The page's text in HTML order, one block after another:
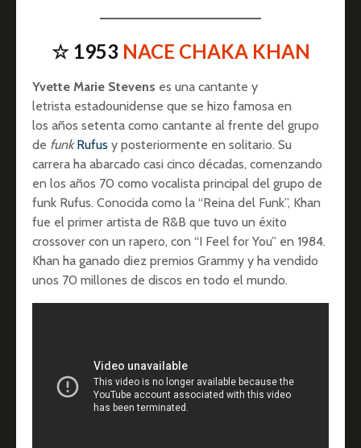
☆ 1953 NACE CHAKA KHAN
Yvette Marie Stevens es una cantante y
letrista estadounidense que se hizo famosa en
los años setenta como cantante al frente del grupo
de funk Rufus y posteriormente en solitario. Su
carrera ha abarcado casi cinco décadas, comenzando
en los años 70 como vocalista principal del grupo de
funk Rufus. Conocida como la “Reina del Funk”, Khan
fue el primer artista de R&B que tuvo un éxito
crossover con un rapero, con “I Feel for You” en 1984.​
Khan ha ganado diez premios Grammy y ha vendido
unos 70 millones de discos en todo el mundo.